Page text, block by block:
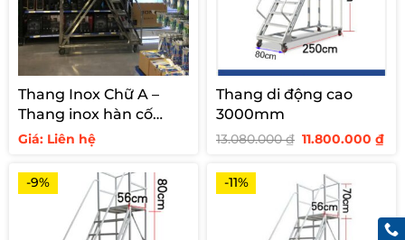
Thang Inox Chữ A –
Thang inox hàn cố
định cho siêu thị
Giá: Liên hệ
Thang di động cao
3000mm
13.080.000₫ Giá
gốc
13.080.000 ₫.
11.800.000₫Giá
-9% -11%